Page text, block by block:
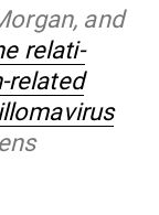
and
rela­ti­
related